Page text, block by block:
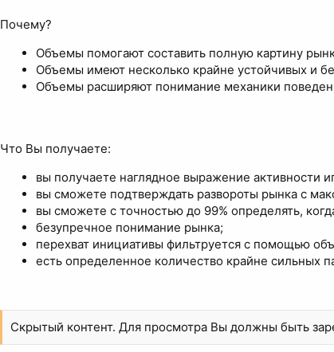
Почему?
Объемы помогают составить полную картину
Объемы имеют несколько крайне устойчивых и
Объемы расширяют понимание механики
Что Вы получаете:
вы получаете наглядное выражение активности
вы сможете подтверждать развороты рынка с
вы сможете с точностью до 99% определять,
безупречное понимание рынка;
перехват инициативы фильтруется с помощью
есть определенное количество крайне сильных
Скрытый контент. Для просмотра Вы должны быть